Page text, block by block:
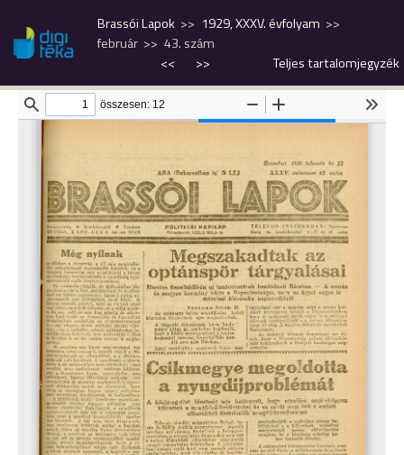
Brassói Lapok
1929, XXXV. évfolyam
február
43. szám
<<
>> Teljes tartalomjegyzék